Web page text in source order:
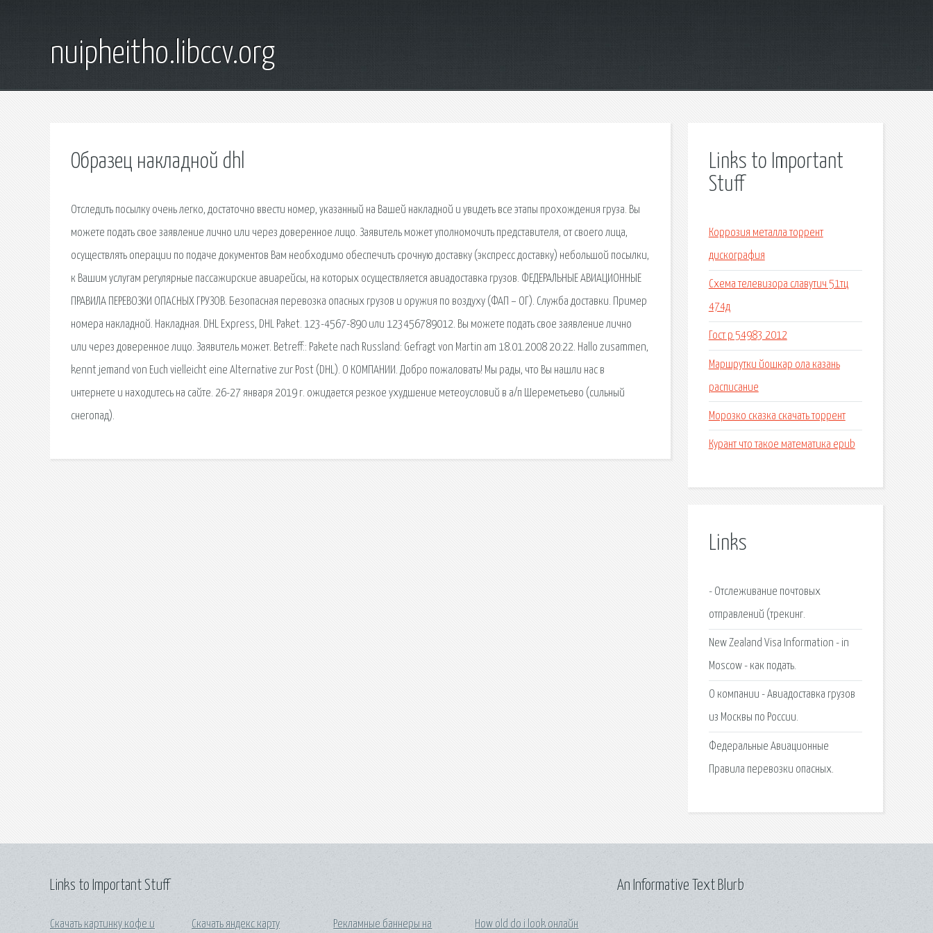
nuipheitho.libccv.org
Образец накладной dhl
Отследить посылку очень легко, достаточно ввести номер, указанный на Вашей накладной и увидеть все этапы прохождения груза. Вы
можете подать свое заявление лично или через доверенное лицо. Заявитель может уполномочить представителя, от своего лица,
осуществлять операции по подаче документов Вам необходимо обеспечить срочную доставку (экспресс доставку) небольшой посылки,
к Вашим услугам регулярные пассажирские авиарейсы, на которых осуществляется авиадоставка грузов. ФЕДЕРАЛЬНЫЕ АВИАЦИОННЫЕ
ПРАВИЛА ПЕРЕВОЗКИ ОПАСНЫХ ГРУЗОВ. Безопасная перевозка опасных грузов и оружия по воздуху (ФАП – ОГ). Служба доставки. Пример
номера накладной. Накладная. DHL Express, DHL Paket. 123-4567-890 или 123456789012. Вы можете подать свое заявление лично
или через доверенное лицо. Заявитель может. Betreff:: Pakete nach Russland: Gefragt von Martin am 18.01.2008 20:22. Hallo zusammen,
kennt jemand von Euch vielleicht eine Alternative zur Post (DHL). О КОМПАНИИ. Добро пожаловать! Мы рады, что Вы нашли нас в
интернете и находитесь на сайте. 26-27 января 2019 г. ожидается резкое ухудшение метеоусловий в а/п Шереметьево (сильный
снегопад).
Links to Important
Stuff
Коррозия металла торрент
дискография
Схема телевизора славутич 51тц
474д
Гост р 54983 2012
Маршрутки йошкар ола казань
расписание
Морозко сказка скачать торрент
Курант что такое математика epub
Links
- Отслеживание почтовых
отправлений (трекинг.
New Zealand Visa Information - in
Moscow - как подать.
О компании - Авиадоставка грузов
из Москвы по России.
Федеральные Авиационные
Правила перевозки опасных.
Links to Important Stuff
Скачать картинку кофе и Скачать яндекс карту Рекламные баннеры на How old do i look онлайн
An Informative Text Blurb